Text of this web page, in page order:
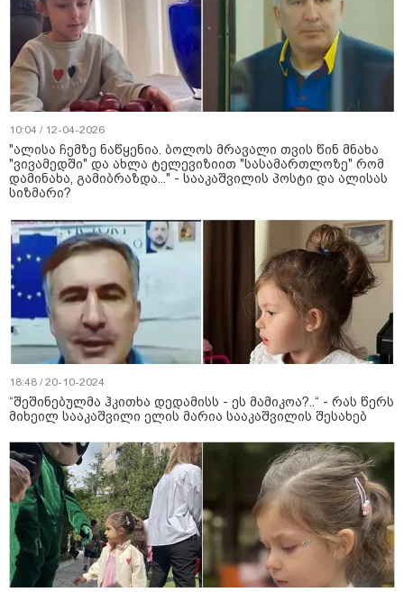
10:04 / 12-04-2026
"ალისა ჩემზე ნაწყენია. ბოლოს მრავალი თვის წინ მნახა
"ვივამედში" და ახლა ტელევიზიით "სასამართლოზე" რომ
დამინახა, გამიბრაზდა..." - სააკაშვილის პოსტი და ალისას
სიზმარი?
18:48 / 20-10-2024
“შეშინებულმა ჰკითხა დედამისს - ეს მამიკოა?..“ - რას წერს
მიხეილ სააკაშვილი ელის მარია სააკაშვილის შესახებ